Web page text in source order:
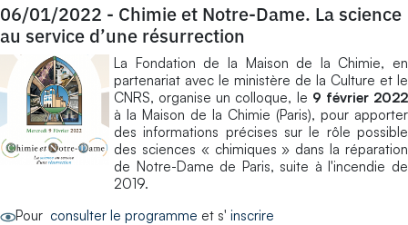
06/01/2022 - Chimie et Notre-Dame. La science
au service d’une résurrection
La Fondation de la Maison de la Chimie, en
partenariat avec le ministère de la Culture et le
CNRS, organise un colloque, le 9 février 2022
à la Maison de la Chimie (Paris), pour apporter
des informations précises sur le rôle possible
des sciences « chimiques » dans la réparation
de Notre-Dame de Paris, suite à l'incendie de
2019.
Pour consulter le programme et s' inscrire